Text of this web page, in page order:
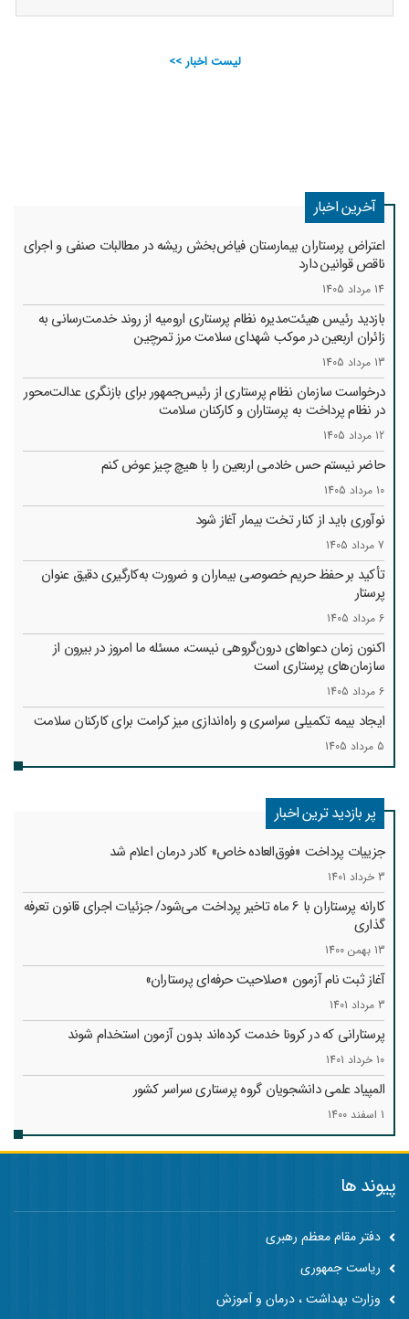
لیست اخبار >>
آخرین اخبار
اعتراض پرستاران بیمارستان فیاض‌بخش ریشه در مطالبات صنفی و اجرای
ناقص قوانین دارد
14 مرداد 1405
بازدید رئیس هیئت‌مدیره نظام پرستاری ارومیه از روند خدمت‌رسانی به
زائران اربعین در موکب شهدای سلامت مرز تمرچین
13 مرداد 1405
درخواست سازمان نظام پرستاری از رئیس‌جمهور برای بازنگری عدالت‌محور
در نظام پرداخت به پرستاران و کارکنان سلامت
12 مرداد 1405
حاضر نیستم حس خادمی اربعین را با هیچ چیز عوض کنم
10 مرداد 1405
نوآوری باید از کنار تخت بیمار آغاز شود
7 مرداد 1405
تأکید بر حفظ حریم خصوصی بیماران و ضرورت به‌کارگیری دقیق عنوان
پرستار
6 مرداد 1405
اکنون زمان دعواهای درون‌گروهی نیست، مسئله ما امروز در بیرون از
سازمان‌های پرستاری است
6 مرداد 1405
ایجاد بیمه تکمیلی سراسری و راه‌اندازی میز کرامت برای کارکنان سلامت
5 مرداد 1405
پر بازدید ترین اخبار
جزییات پرداخت «فوق‌العاده خاص» کادر درمان اعلام شد
3 خرداد 1401
کارانه‌ پرستاران با 6 ماه تاخیر پرداخت می‌شود/ جزئیات اجرای قانون تعرفه
گذاری
13 بهمن 1400
آغاز ثبت نام آزمون «صلاحیت حرفه‌ای پرستاران»
3 مرداد 1401
پرستارانی که در کرونا خدمت کرد‌ه‌اند بدون آزمون استخدام شوند
10 خرداد 1401
المپیاد علمی دانشجویان گروه پرستاری سراسر کشور
1 اسفند 1400
پیوند ها
دفتر مقام معظم رهبری
ریاست جمهوری
وزارت بهداشت ، درمان و آموزش